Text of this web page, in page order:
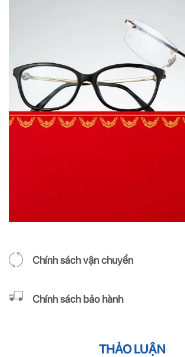
Chính sách vận chuyển
Chính sách bảo hành
THẢO LUẬN